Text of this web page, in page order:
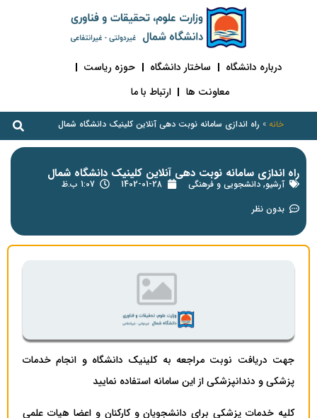
درباره دانشگاه ساختار دانشگاه
حوزه ریاست
معاونت ها
ارتباط با ما
خانه » راه اندازی سامانه نوبت دهی آنلاین کلینیک دانشگاه شمال
راه اندازی سامانه نوبت دهی آنلاین کلینیک دانشگاه شمال
آرشیو,دانشجویی و فرهنگی 1402-01-28
1:07 ب.ظ
بدون نظر
جهت دریافت نوبت مراجعه به کلینیک دانشگاه و انجام خدمات
پزشکی و دندانپزشکی از این سامانه استفاده نمایید
کلیه خدمات پزشکی برای دانشجویان و کارکنان و اعضا هیات علمی